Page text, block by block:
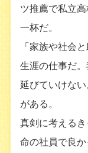
ツ推薦で私立
一杯だ。
「家族や社会
生涯の仕事だ
延びていけな
がある。
真剣に考える
命の社員で良か